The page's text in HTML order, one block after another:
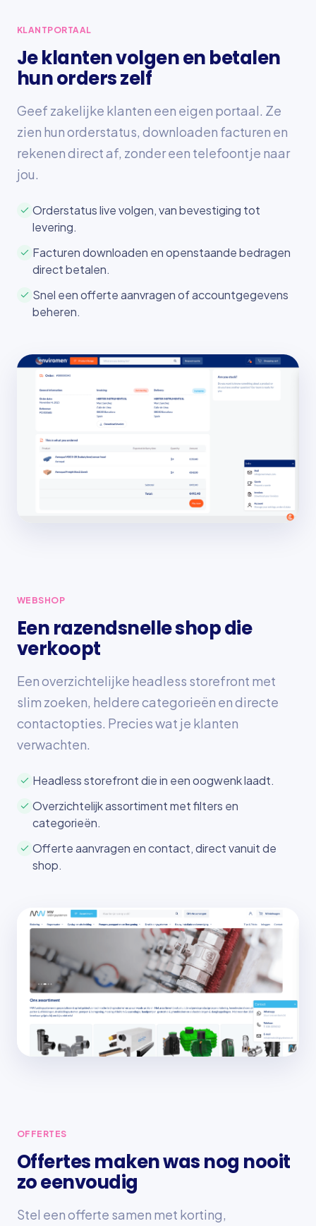
KLANTPORTAAL
Je klanten volgen en betalen
hun orders zelf
Geef zakelijke klanten een eigen portaal. Ze
zien hun orderstatus, downloaden facturen en
rekenen direct af, zonder een telefoontje naar
jou.
Orderstatus live volgen, van bevestiging tot
levering.
Facturen downloaden en openstaande bedragen
direct betalen.
Snel een offerte aanvragen of accountgegevens
beheren.
WEBSHOP
Een razendsnelle shop die
verkoopt
Een overzichtelijke headless storefront met
slim zoeken, heldere categorieën en directe
contactopties. Precies wat je klanten
verwachten.
Headless storefront die in een oogwenk laadt.
Overzichtelijk assortiment met filters en
categorieën.
Offerte aanvragen en contact, direct vanuit de
shop.
OFFERTES
Offertes maken was nog nooit
zo eenvoudig
Stel een offerte samen met korting,